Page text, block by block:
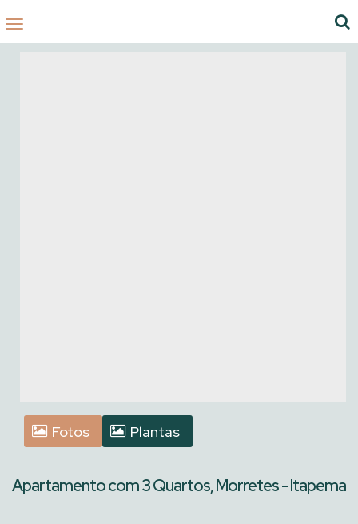
Fotos Plantas
Apartamento com 3 Quartos, Morretes - Itapema